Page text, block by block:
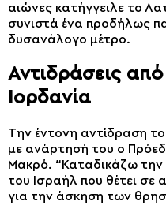
αιώνες κατήγγειλε το
συνιστά ένα προδήλως
δυσανάλογο μέτρο.
Αντιδράσεις από
Ιορδανία
Την έντονη αντίδραση
με ανάρτησή του ο
Μακρό. “Καταδικάζω
του Ισραήλ που θέτει
για την άσκηση των